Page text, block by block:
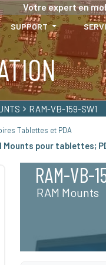
Votre expert en
SUPPORT
RAM-VB-159-SW1
Tablettes et PDA
pour tablettes;
RAM-VB-
RAM Mounts